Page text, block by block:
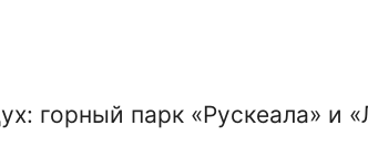
горный парк «Рускеала» и